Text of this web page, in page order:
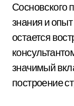
Сосновского
знания и
остается
значимый
построение